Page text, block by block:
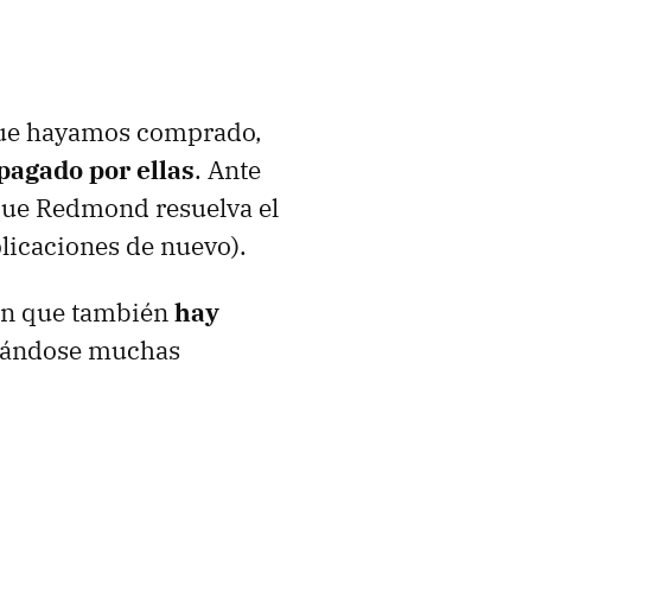
hayamos comprado,
por ellas. Ante
Redmond resuelva el
de nuevo).
que tambiénhay
muchas